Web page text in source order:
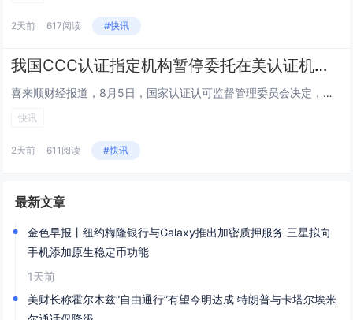
2天前 617阅读 #快讯
我国CCC认证指定机构暂停委托在美认证机构实施工厂跟踪检查
喜来顺财经报道，8月5日，国家认证认可监督管理委员会决定，即日起，暂停我国强制性产品认证（CCC认证）指定机构委托在美认...
快讯
2天前 611阅读 #快讯
最新文章
金色早报丨纽约梅隆银行与Galaxy推出加密质押服务 三星拟向
手机添加原生稳定币功能
1天前
美财长称霍尔木兹“自由通行”有望今明达成 特朗普与卡塔尔埃米